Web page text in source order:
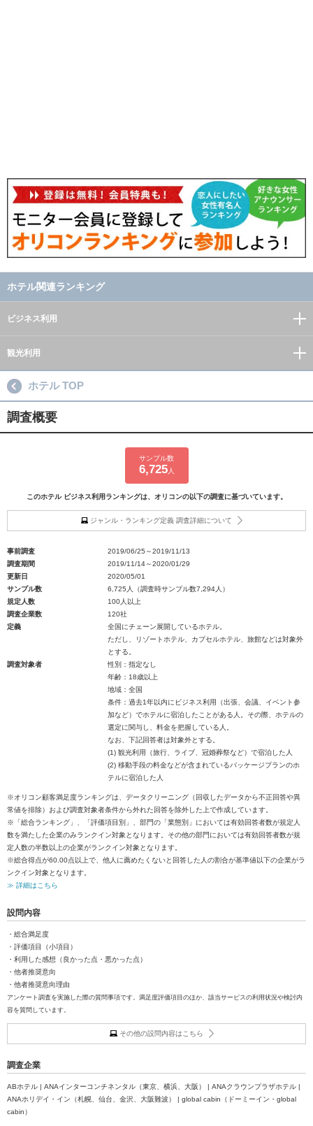
ホテル関連ランキング
ビジネス利用
観光利用
ホテル TOP
調査概要
サンプル数
6,725人
このホテル ビジネス利用ランキングは、オリコンの以下の調査に基づいています。
ジャンル・ランキング定義 調査詳細について
事前調査
2019/06/25～2019/11/13
調査期間
2019/11/14～2020/01/29
更新日
2020/05/01
サンプル数
6,725人（調査時サンプル数7,294人）
規定人数
100人以上
調査企業数
120社
定義
全国にチェーン展開しているホテル。
ただし、リゾートホテル、カプセルホテル、旅館などは対象外
とする。
調査対象者
性別：指定なし
年齢：18歳以上
地域：全国
条件：過去1年以内にビジネス利用（出張、会議、イベント参
加など）でホテルに宿泊したことがある人。その際、ホテルの
選定に関与し、料金を把握している人。
なお、下記回答者は対象外とする。
(1) 観光利用（旅行、ライブ、冠婚葬祭など）で宿泊した人
(2) 移動手段の料金などが含まれているパッケージプランのホ
テルに宿泊した人
※オリコン顧客満足度ランキングは、データクリーニング（回収したデータから不正回答や異
常値を排除）および調査対象者条件から外れた回答を除外した上で作成しています。
※「総合ランキング」、「評価項目別」、部門の「業態別」においては有効回答者数が規定人
数を満たした企業のみランクイン対象となります。その他の部門においては有効回答者数が規
定人数の半数以上の企業がランクイン対象となります。
※総合得点が60.00点以上で、他人に薦めたくないと回答した人の割合が基準値以下の企業がラ
ンクイン対象となります。
≫ 詳細はこちら
設問内容
・総合満足度
・評価項目（小項目）
・利用した感想（良かった点・悪かった点）
・他者推奨意向
・他者推奨意向理由
アンケート調査を実施した際の質問事項です。満足度評価項目のほか、該当サービスの利用状況や検討内
容を質問しています。
その他の設問内容はこちら
調査企業
ABホテル | ANAインターコンチネンタル（東京、横浜、大阪） | ANAクラウンプラザホテル |
ANAホリデイ・イン（札幌、仙台、金沢、大阪難波） | global cabin（ドーミーイン・global
cabin）